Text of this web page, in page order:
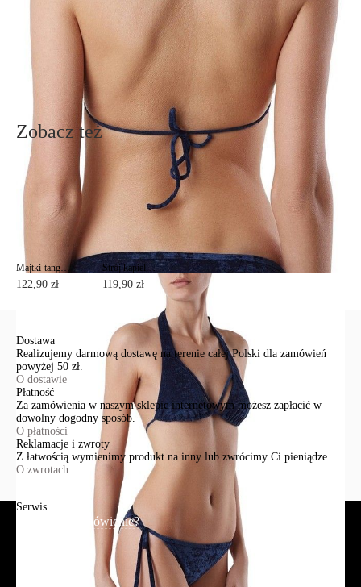
Zadaj pytanie
Nowe pytanie
Zobacz też
Majtki-tanga ze średnim stanem ROXY VELVET
122,90 zł
Strój kąpielowy z efektem aksamitu MINI VELVET
119,90 zł
Dostawa
Realizujemy darmową dostawę na terenie całej Polski dla zamówień
powyżej 50 zł.
O dostawie
Płatność
Za zamówienia w naszym sklepie internetowym możesz zapłacić w
dowolny dogodny sposób.
O płatności
Reklamacje i zwroty
Z łatwością wymienimy produkt na inny lub zwrócimy Ci pieniądze.
O zwrotach
Serwis
Jak złożyć zamówienie?